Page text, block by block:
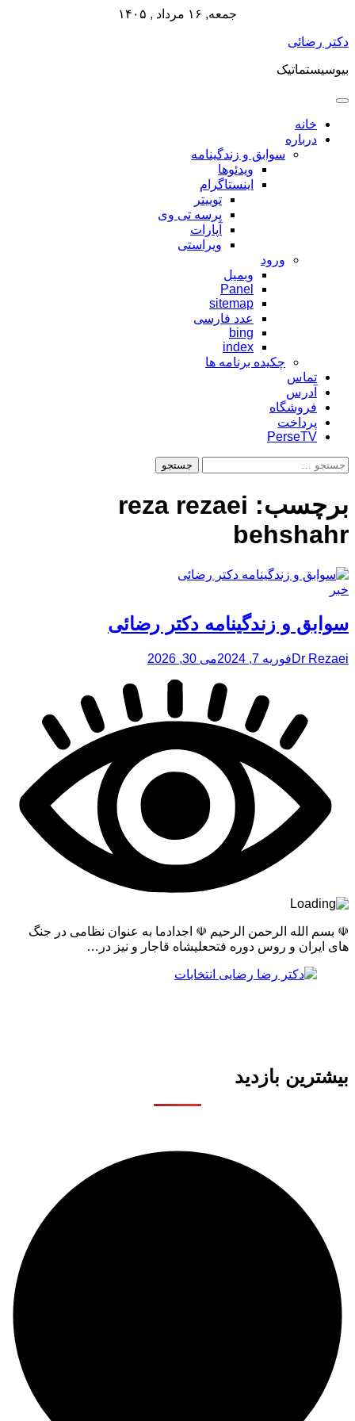
جمعه, ۱۶ مرداد , ۱۴۰۵
پرش
محتوا
دکتر رضائی
بیوسیستماتیک
خانه
درباره
سوابق و زندگینامه
ویدئوها
اینستاگرام
توییتر
پرسه تی وی
آپارات
ویراستی
ورود
وبمیل
Panel
sitemap
عدد فارسی
bing
index
چکیده برنامه ها
تماس
آدرس
فروشگاه
پرداخت
PerseTV
جستجو
برچسب: reza rezaei
behshahr
خبر
سوابق و زندگینامه دکتر رضائی
Dr Rezaeiفوریه 7, 2024 می 30, 2026
☫ بسم الله الرحمن الرحیم ☫ اجدادما به عنوان نظامی در جنگ
های ایران و روس دوره فتحعلیشاه قاجار و نیز در…
بیشترین بازدید